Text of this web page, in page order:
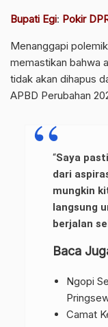
Bupati Egi: Pokir
Menanggapi
memastikan bahwa
tidak akan dihapus
APBD Perubahan
“Saya
dari
mungkin
langsung
berjalan
Baca
Ngopi
Camat